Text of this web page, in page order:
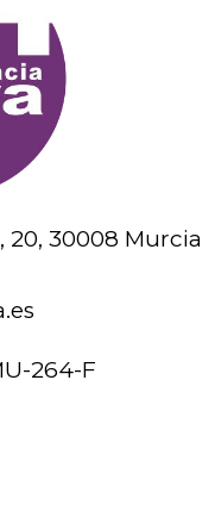
20, 30008 Murcia
264-F